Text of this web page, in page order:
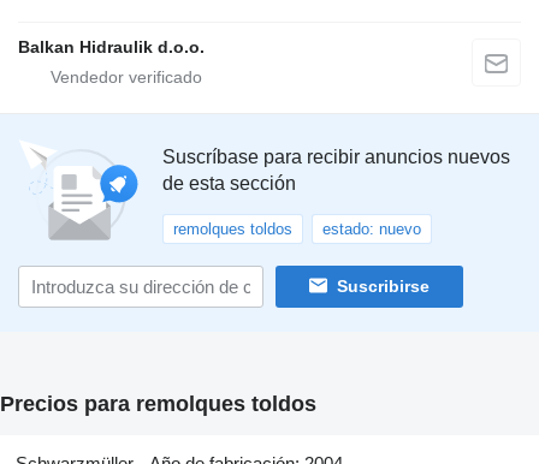
Balkan Hidraulik d.o.o.
Suscríbase para recibir anuncios nuevos
de esta sección
remolques toldos estado: nuevo
Suscribirse
Precios para remolques toldos